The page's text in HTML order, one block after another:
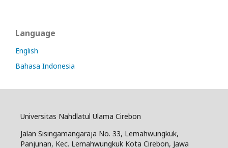
Language
English
Bahasa Indonesia
Universitas Nahdlatul Ulama Cirebon
Jalan Sisingamangaraja No. 33, Lemahwungkuk,
Panjunan, Kec. Lemahwungkuk Kota Cirebon, Jawa